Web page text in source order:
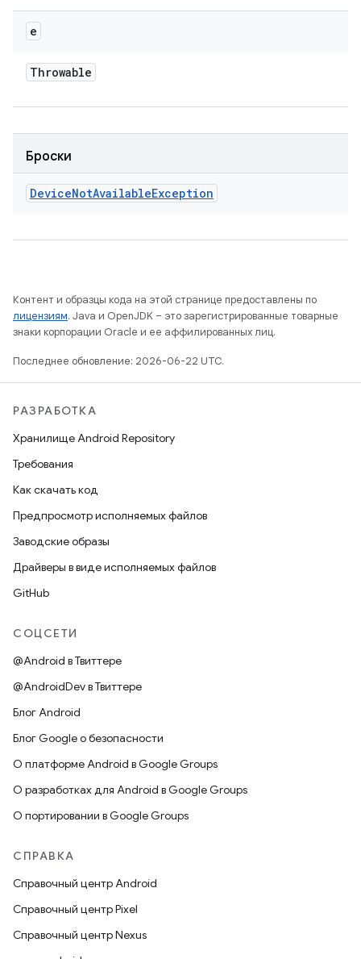
e
Throwable
Броски
DeviceNotAvailableException
Контент и образцы кода на этой странице предоставлены по
лицензиям. Java и OpenJDK – это зарегистрированные товарные
знаки корпорации Oracle и ее аффилированных лиц.
Последнее обновление: 2026-06-22 UTC.
РАЗРАБОТКА
Хранилище Android Repository
Требования
Как скачать код
Предпросмотр исполняемых файлов
Заводские образы
Драйверы в виде исполняемых файлов
GitHub
СОЦСЕТИ
@Android в Твиттере
@AndroidDev в Твиттере
Блог Android
Блог Google о безопасности
О платформе Android в Google Groups
О разработках для Android в Google Groups
О портировании в Google Groups
СПРАВКА
Справочный центр Android
Справочный центр Pixel
Справочный центр Nexus